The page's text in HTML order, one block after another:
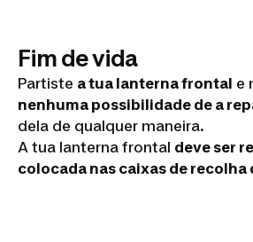
Fim de vida
Partiste a tua lanterna frontal e
nenhuma possibilidade de a
dela de qualquer maneira.
A tua lanterna frontal deve ser
colocada nas caixas de recolha